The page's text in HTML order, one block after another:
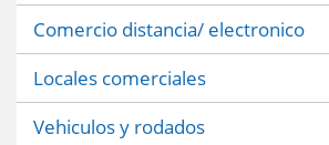
Comercio distancia/ electronico
Locales comerciales
Vehiculos y rodados